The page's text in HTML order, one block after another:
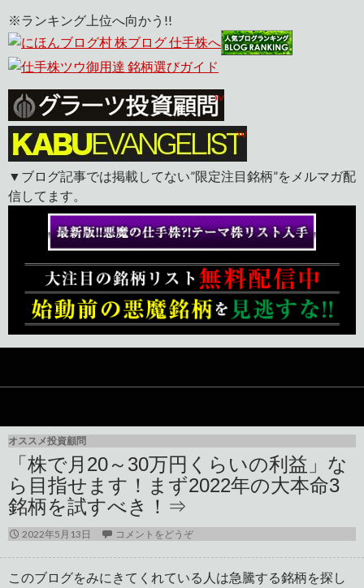
※ランキング上位へ向かう!!
▼ブログ記事では掲載してない”限定注目銘柄”をメルマガ配
信してます。
オススメ投資顧問
「株で月20～30万円くらいの利益」な
ら目指せます！まず2022年の大本命3
銘柄を試すべき！⇒
2022年5月13日 コメントをどうぞ
このブログをみにきてくれている人は急騰する銘柄を探し